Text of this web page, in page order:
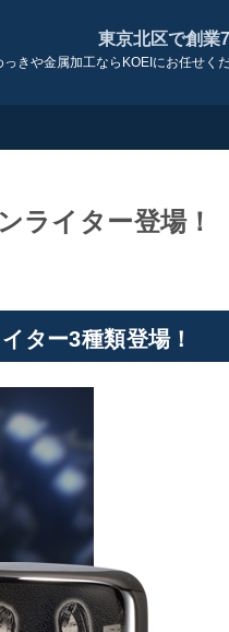
東京北区で創業
っきや金属加工ならKOEIにお任せく
ライター登場！
ター3種類登場！